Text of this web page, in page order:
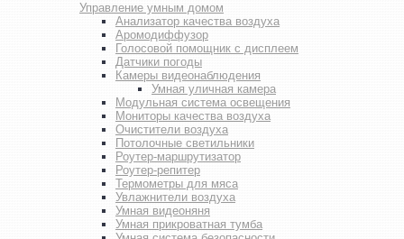
Управление умным домом
Анализатор качества воздуха
Аромодиффузор
Голосовой помощник с дисплеем
Датчики погоды
Камеры видеонаблюдения
Умная уличная камера
Модульная система освещения
Мониторы качества воздуха
Очистители воздуха
Потолочные светильники
Роутер-маршрутизатор
Роутер-репитер
Термометры для мяса
Увлажнители воздуха
Умная видеоняня
Умная прикроватная тумба